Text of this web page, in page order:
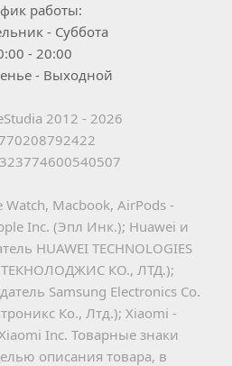
работы:
- Суббота
- 20:00
- Выходной
2012 - 2026
Watch, Macbook, AirPods -
Inc. (Эпл Инк.); Huawei и
HUAWEI TECHNOLOGIES
ТЕКНОЛОДЖИС КО., ЛТД.);
Samsung Electronics Co.
Ко., Лтд.); Xiaomi -
Inc. Товарные знаки
описания товара, в